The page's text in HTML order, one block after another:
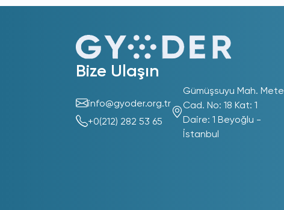
Bize Ulaşın
info@gyoder.org.tr
+0(212) 282 53 65
Gümüşsuyu Mah. Mete
Cad. No: 18 Kat: 1
Daire: 1 Beyoğlu -
İstanbul